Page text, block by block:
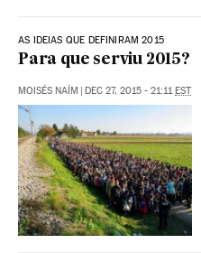
AS IDEIAS QUE DEFINIRAM 2015
Para que serviu 2015?
MOISÉS NAÍM DEC 27, 2015 - 21:11 EST